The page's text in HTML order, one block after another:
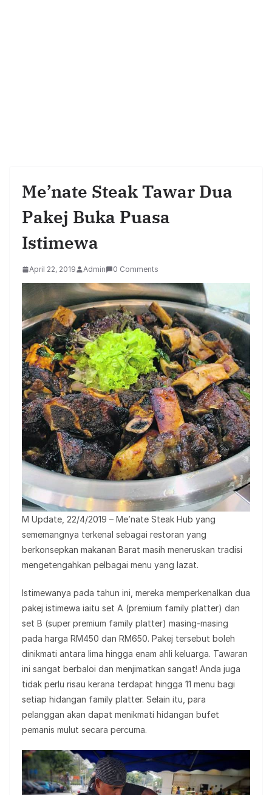
Me’nate Steak Tawar Dua
Pakej Buka Puasa
Istimewa
April 22, 2019 Admin 0 Comments
M Update, 22/4/2019 – Me’nate Steak Hub yang
sememangnya terkenal sebagai restoran yang
berkonsepkan makanan Barat masih meneruskan tradisi
mengetengahkan pelbagai menu yang lazat.
Istimewanya pada tahun ini, mereka memperkenalkan dua
pakej istimewa iaitu set A (premium family platter) dan
set B (super premium family platter) masing-masing
pada harga RM450 dan RM650. Pakej tersebut boleh
dinikmati antara lima hingga enam ahli keluarga. Tawaran
ini sangat berbaloi dan menjimatkan sangat! Anda juga
tidak perlu risau kerana terdapat hingga 11 menu bagi
setiap hidangan family platter. Selain itu, para
pelanggan akan dapat menikmati hidangan bufet
pemanis mulut secara percuma.